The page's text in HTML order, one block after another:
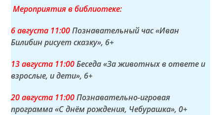
Мероприятия в библиотеке:
6 августа 11:00Познавательный час «Иван
Билибин рисует сказку», 6+
13 августа 11:00Беседа «За животных в ответе и
взрослые, и дети», 6+
20 августа 11:00Познавательно-игровая
программа «С днём рождения, Чебурашка», 0+